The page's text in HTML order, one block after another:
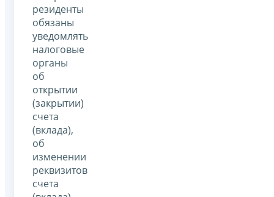
резиденты
обязаны
уведомлять
налоговые
органы
об
открытии
(закрытии)
счета
(вклада),
об
изменении
реквизитов
счета